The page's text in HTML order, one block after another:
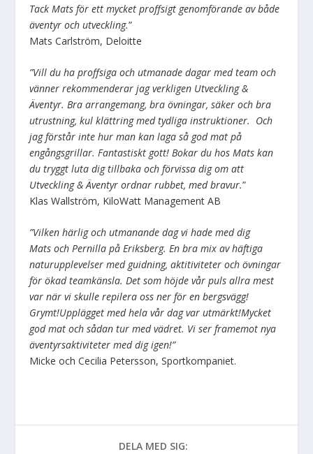
Tack Mats för ett mycket proffsigt genomförande av både
äventyr och utveckling.”
Mats Carlström, Deloitte
”Vill du ha proffsiga och utmanade dagar med team och
vänner rekommenderar jag verkligen Utveckling &
Äventyr. Bra arrangemang, bra övningar, säker och bra
utrustning, kul klättring med tydliga instruktioner. Och
jag förstår inte hur man kan laga så god mat på
engångsgrillar. Fantastiskt gott! Bokar du hos Mats kan
du tryggt luta dig tillbaka och förvissa dig om att
Utveckling & Äventyr ordnar rubbet, med bravur.”
Klas Wallström, KiloWatt Management AB
”Vilken härlig och utmanande dag vi hade med dig
Mats och Pernilla på Eriksberg. En bra mix av häftiga
naturupplevelser med guidning, aktitiviteter och övningar
för ökad teamkänsla. Det som höjde vår puls allra mest
var när vi skulle repilera oss ner för en bergsvägg!
Grymt!Upplägget med hela vår dag var utmärkt!Mycket
god mat och sådan tur med vädret. Vi ser framemot nya
äventyrsaktiviteter med dig igen!”
Micke och Cecilia Petersson, Sportkompaniet.
DELA MED SIG: